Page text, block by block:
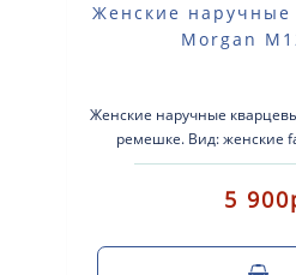
Женские
Morgan
Женские наручные
ремешке. Вид: женские
механизма: кварцевые.
5